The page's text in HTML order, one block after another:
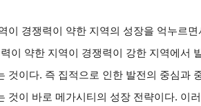
이 경쟁력이 약한 지역의 성장을 억누르면
이 약한 지역이 경쟁력이 강한 지역에서
것이다. 즉 집적으로 인한 발전의 중심과
것이 바로 메가시티의 성장 전략이다. 이